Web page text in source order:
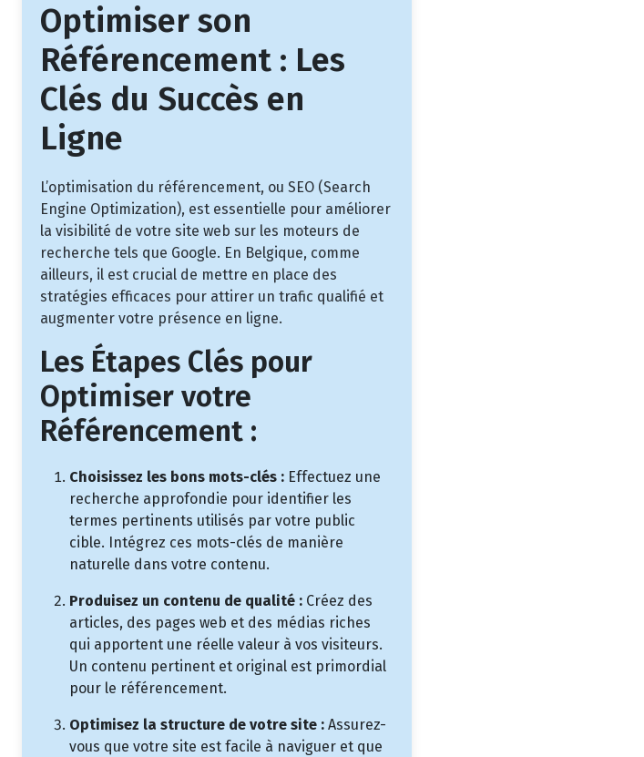
Optimiser son
Référencement : Les
Clés du Succès en
Ligne
L’optimisation du référencement, ou SEO (Search
Engine Optimization), est essentielle pour améliorer
la visibilité de votre site web sur les moteurs de
recherche tels que Google. En Belgique, comme
ailleurs, il est crucial de mettre en place des
stratégies efficaces pour attirer un trafic qualifié et
augmenter votre présence en ligne.
Les Étapes Clés pour
Optimiser votre
Référencement :
Choisissez les bons mots-clés : Effectuez une
recherche approfondie pour identifier les
termes pertinents utilisés par votre public
cible. Intégrez ces mots-clés de manière
naturelle dans votre contenu.
Produisez un contenu de qualité : Créez des
articles, des pages web et des médias riches
qui apportent une réelle valeur à vos visiteurs.
Un contenu pertinent et original est primordial
pour le référencement.
Optimisez la structure de votre site : Assurez-
vous que votre site est facile à naviguer et que